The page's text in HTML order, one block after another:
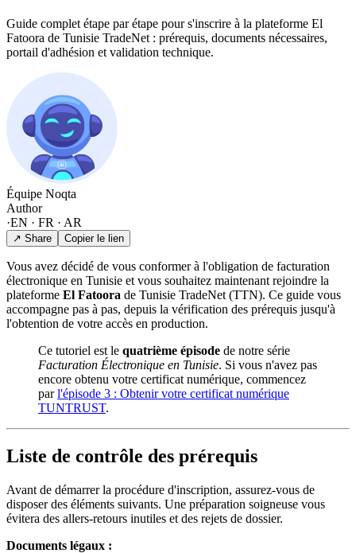
Guide complet étape par étape pour s'inscrire à la plateforme El
Fatoora de Tunisie TradeNet : prérequis, documents nécessaires,
portail d'adhésion et validation technique.
Équipe Noqta
Author
·EN · FR · AR
↗ Share Copier le lien
Vous avez décidé de vous conformer à l'obligation de facturation
électronique en Tunisie et vous souhaitez maintenant rejoindre la
plateforme El Fatoora de Tunisie TradeNet (TTN). Ce guide vous
accompagne pas à pas, depuis la vérification des prérequis jusqu'à
l'obtention de votre accès en production.
Ce tutoriel est le quatrième épisode de notre série
Facturation Électronique en Tunisie. Si vous n'avez pas
encore obtenu votre certificat numérique, commencez
parl'épisode 3 : Obtenir votre certificat numérique
TUNTRUST.
Liste de contrôle des prérequis
Avant de démarrer la procédure d'inscription, assurez-vous de
disposer des éléments suivants. Une préparation soigneuse vous
évitera des allers-retours inutiles et des rejets de dossier.
Documents légaux :